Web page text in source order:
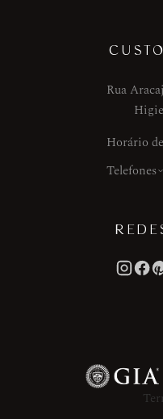
Rua
Horário
Telefones